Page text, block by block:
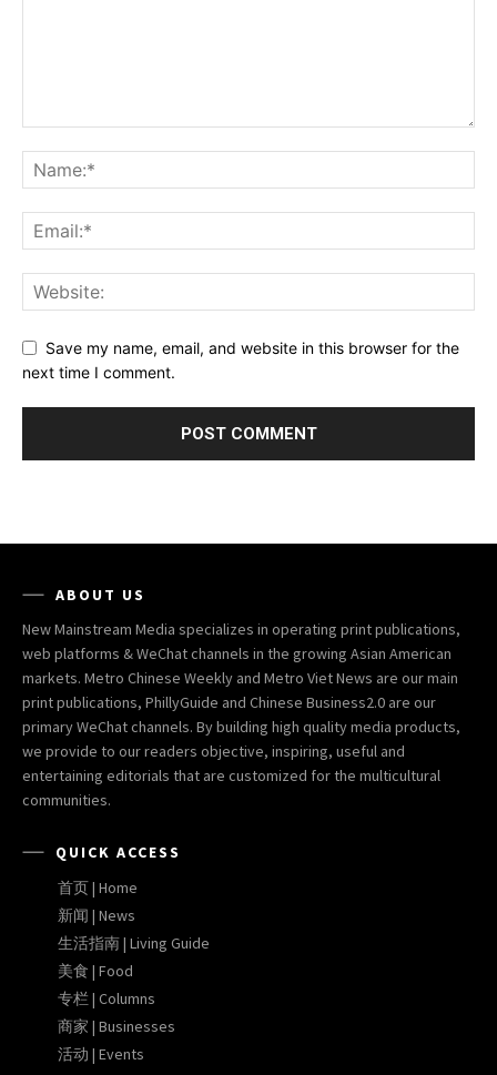
Save my name, email, and website in this browser for the
next time I comment.
ABOUT US
New Mainstream Media specializes in operating print publications,
web platforms & WeChat channels in the growing Asian American
markets. Metro Chinese Weekly and Metro Viet News are our main
print publications, PhillyGuide and Chinese Business2.0 are our
primary WeChat channels. By building high quality media products,
we provide to our readers objective, inspiring, useful and
entertaining editorials that are customized for the multicultural
communities.
QUICK ACCESS
首页 | Home
新闻 | News
生活指南 | Living Guide
美食 | Food
专栏 | Columns
商家 | Businesses
活动 | Events